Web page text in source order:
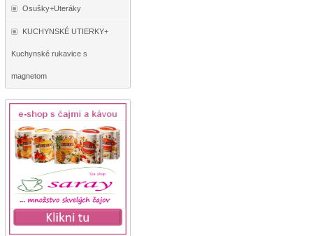
Osušky+Uteráky
KUCHYNSKÉ UTIERKY+
Kuchynské rukavice s
magnetom